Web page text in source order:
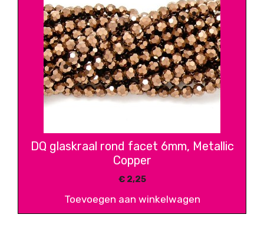
DQ glaskraal rond facet 6mm, Metallic
Copper
€2,25
Toevoegen aan winkelwagen